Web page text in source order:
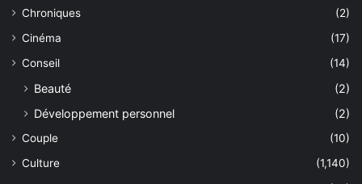
Chroniques
(2)
Cinéma
(17)
Conseil
(14)
Beauté
(2)
Développement personnel
(2)
Couple
(10)
Culture
(1,140)